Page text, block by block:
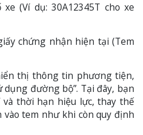
(Ví dụ: 30A12345T cho xe
chứng nhận hiện tại (Tem
thị thông tin phương tiện,
dụng đường bộ”. Tại đây, bạn
thời hạn hiệu lực, thay thế
vào tem như khi còn quy định